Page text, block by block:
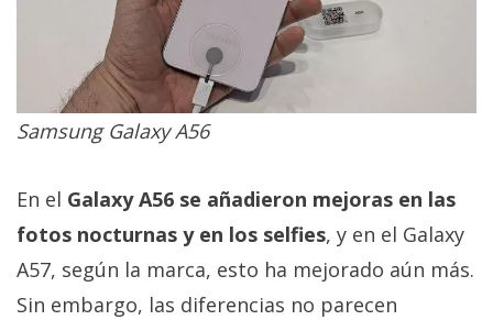
Samsung Galaxy A56
En el Galaxy A56 se añadieron mejoras en las
fotos nocturnas y en los selfies, y en el Galaxy
A57, según la marca, esto ha mejorado aún más.
Sin embargo, las diferencias no parecen